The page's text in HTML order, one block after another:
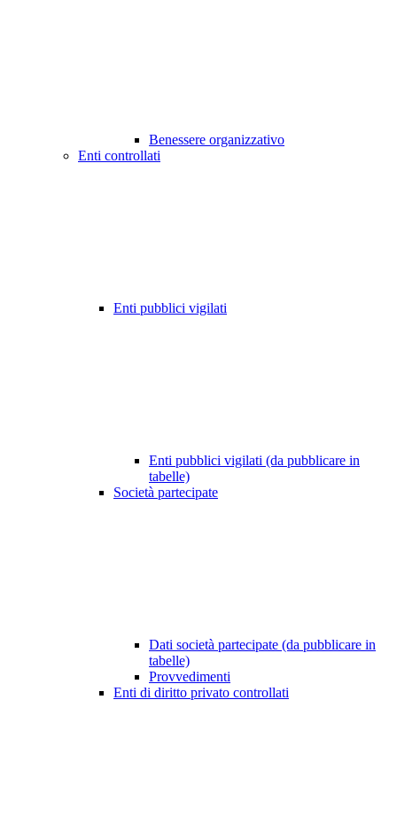
Benessere organizzativo
Enti controllati
Enti pubblici vigilati
Enti pubblici vigilati (da pubblicare in
tabelle)
Società partecipate
Dati società partecipate (da pubblicare in
tabelle)
Provvedimenti
Enti di diritto privato controllati